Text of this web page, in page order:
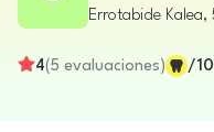
Errotabide Kalea,
4(5 evaluaciones) /